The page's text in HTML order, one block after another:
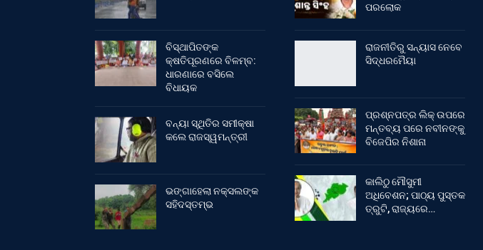
ବିସ୍ଥାପିତଙ୍କ
କ୍ଷତିପୂରଣରେ ବିଳମ୍ବ:
ଧାରଣାରେ ବସିଲେ
ବିଧାୟକ
ବନ୍ୟା ସ୍ଥିତିର ସମୀକ୍ଷା
କଲେ ରାଜସ୍ୱମନ୍ତ୍ରୀ
ଭଙ୍ଗାହେଲା ନକ୍ସଲଙ୍କ
ସହିଦସ୍ତମ୍ଭ
ପରଲୋକ
ରାଜନୀତିରୁ ସନ୍ୟାସ ନେବେ
ସିଦ୍ଧରମୈୟା
ପ୍ରଶ୍ନପତ୍ର ଲିକ୍ ଉପରେ
ମନ୍ତବ୍ୟ ପରେ ନବୀନଙ୍କୁ
ବିଜେପିର ନିଶାନା
କାଲିଠୁ ମୌସୁମୀ
ଅଧିବେଶନ; ପାଠ୍ୟ ପୁସ୍ତକ
ତ୍ରୁଟି, ରାଜ୍ୟରେ…